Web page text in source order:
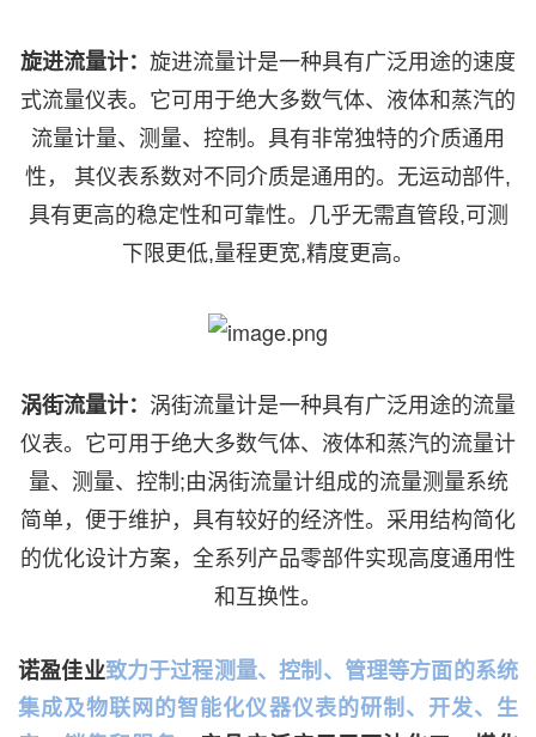
旋进流量计： 旋进流量计是一种具有广泛用途的速度
式流量仪表。它可用 于绝大多数气体、液体和蒸汽的
流量计量、测量、控制。具有非常独特的介质通用
性，
其仪表系数对不同介质是通用的。无运动部件,
具有更高的稳定性和可靠性。几乎无需直管段,可测
下限更低,量程更宽,精度更高。
涡街流量计： 涡街流量计是一种具有广泛用途的流量
仪表。它可用于绝大多数气体、液体和蒸汽的流量计
量、测量、控制 ;由涡街流量计组成的流量测量系统
简单，便于维护，具有较好的经济性。采用结构简化
的优化设计方案，全系列产品零部件实现高度通用性
和互换性。
诺盈佳业致力于过程测量、控制、管理等方面的系统
集成及物联网的智能化仪器仪表的研制、开发、生